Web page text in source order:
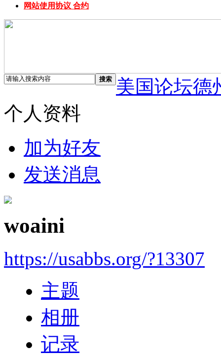
网站使用协议 合约
搜索
美国论坛德
个人资料
加为好友
发送消息
woaini
https://usabbs.org/?13307
主题
相册
记录